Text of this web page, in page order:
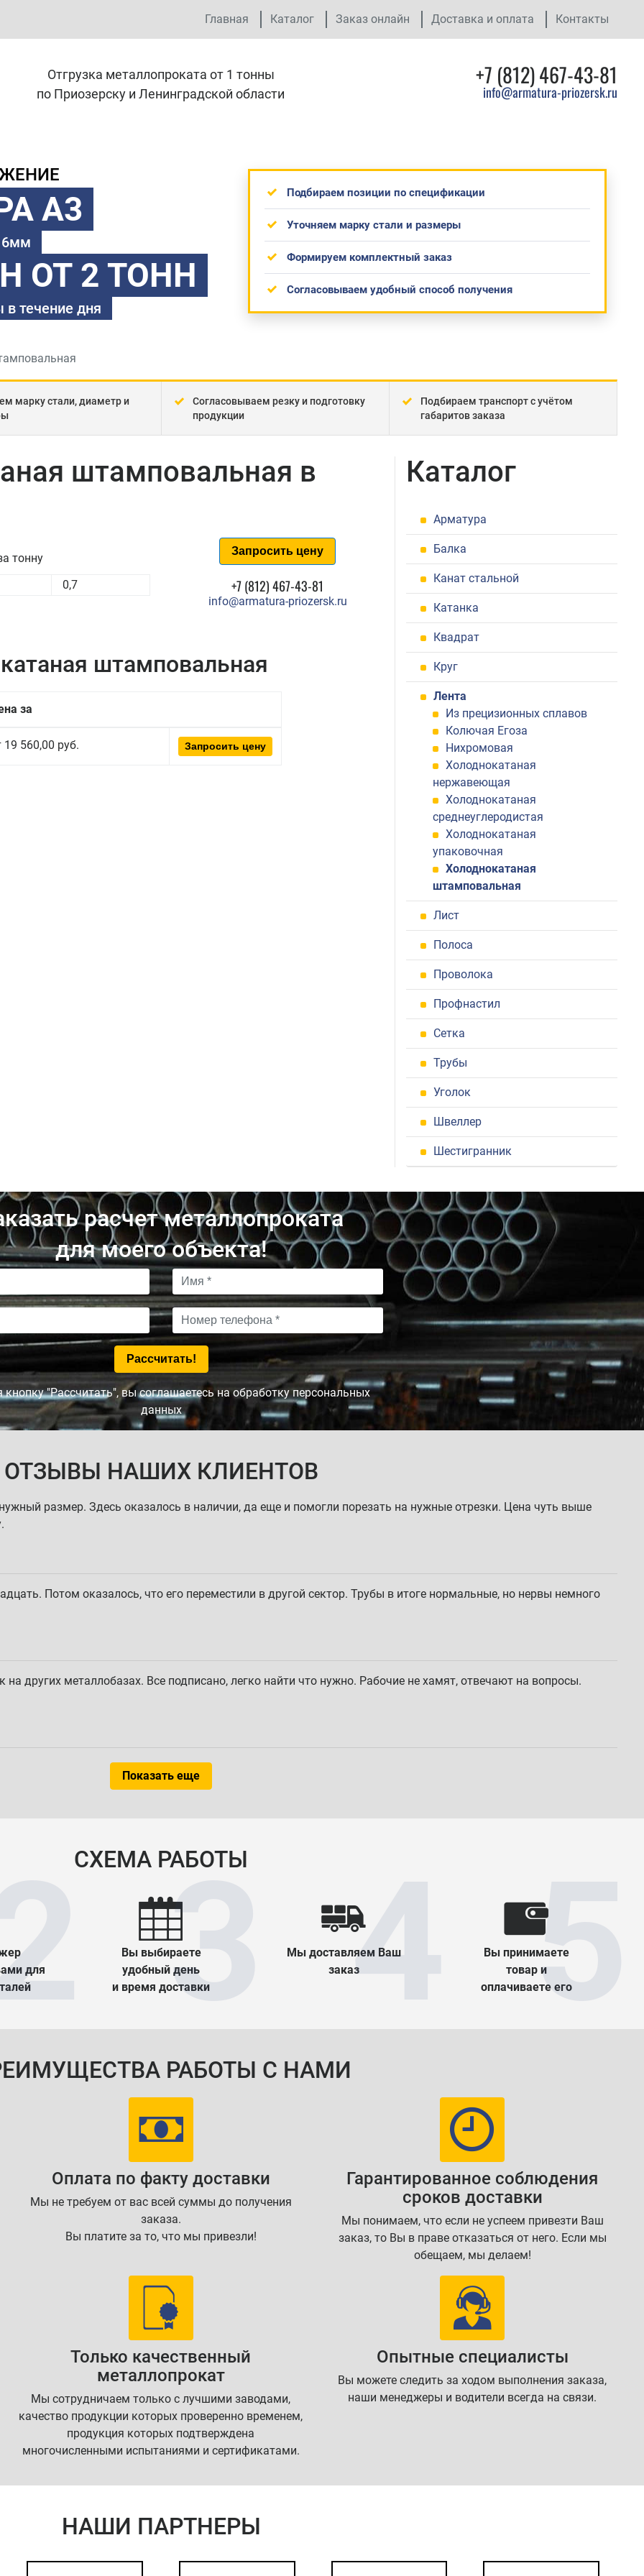
Главная Каталог Заказ онлайн Доставка и оплата Контакты
Отгрузка металлопроката от 1 тонны
по Приозерску и Ленинградской области
+7 (812) 467-43-81
info@armatura-priozersk.ru
А3
ОТ 2 ТОНН
в течение дня
Подбираем позиции по спецификации
Уточняем марку стали и размеры
Формируем комплектный заказ
Согласовываем удобный способ получения
марку стали, диаметр и
Согласовываем резку и подготовку
продукции
Подбираем транспорт с учётом
габаритов заказа
штамповальная в
тонну
0,7
Запросить цену
+7 (812) 467-43-81
info@armatura-priozersk.ru
штамповальная
за
19 560,00 руб. Запросить цену
Каталог
Арматура
Балка
Канат стальной
Катанка
Квадрат
Круг
Лента
Из прецизионных сплавов
Колючая Егоза
Нихромовая
Холоднокатаная
нержавеющая
Холоднокатаная
среднеуглеродистая
Холоднокатаная
упаковочная
Холоднокатаная
штамповальная
Лист
Полоса
Проволока
Профнастил
Сетка
Трубы
Уголок
Швеллер
Шестигранник
расчет металлопроката
для моего объекта!
"Рассчитать", вы соглашаетесь на обработку персональных
данных
ОТЗЫВЫ НАШИХ КЛИЕНТОВ
размер. Здесь оказалось в наличии, да еще и помогли порезать на нужные отрезки. Цена чуть выше
Потом оказалось, что его переместили в другой сектор. Трубы в итоге нормальные, но нервы немного
на других металлобазах. Все подписано, легко найти что нужно. Рабочие не хамят, отвечают на вопросы.
Показать еще
СХЕМА РАБОТЫ
для
Вы выбираете
удобный день
и время доставки
Мы доставляем Ваш
заказ
Вы принимаете
товар и
оплачиваете его
РАБОТЫ С НАМИ
Оплата по факту доставки
Мы не требуем от вас всей суммы до получения
заказа.
Вы платите за то, что мы привезли!
Гарантированное соблюдения
сроков доставки
Мы понимаем, что если не успеем привезти Ваш
заказ, то Вы в праве отказаться от него. Если мы
обещаем, мы делаем!
Только качественный
металлопрокат
Мы сотрудничаем только с лучшими заводами,
качество продукции которых проверенно временем,
продукция которых подтверждена
многочисленными испытаниями и сертификатами.
Опытные специалисты
Вы можете следить за ходом выполнения заказа,
наши менеджеры и водители всегда на связи.
НАШИ ПАРТНЕРЫ